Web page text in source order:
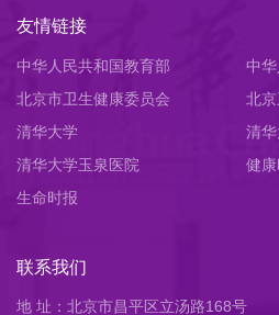
友情链接
中华人民共和国教育部
中
员会
北京市卫生健康委员会
北
清华大学
清
清华大学玉泉医院
健
生命时报
联系我们
地 址：北京市昌平区立汤路168号